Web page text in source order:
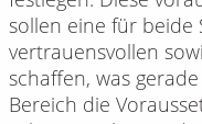
sollen eine für beide
vertrauensvollen
schaffen, was
Bereich die